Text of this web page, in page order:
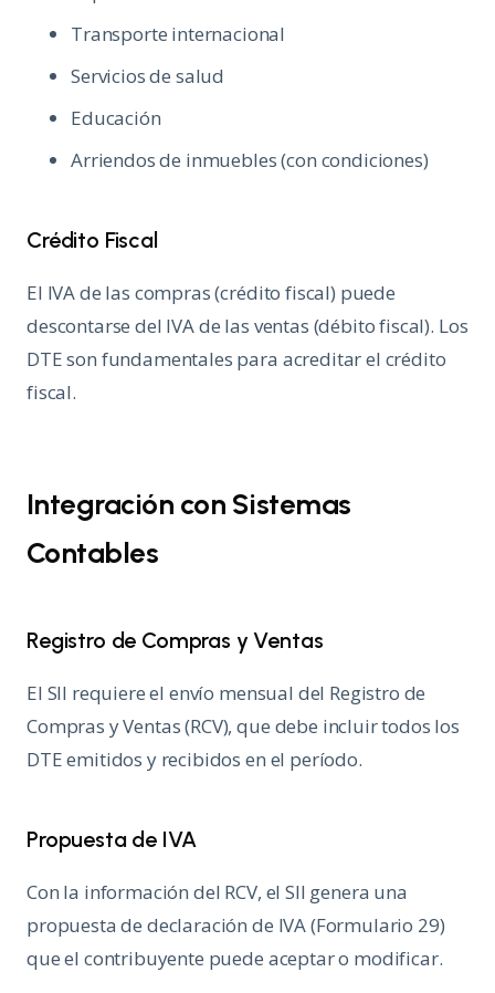
Transporte internacional
Servicios de salud
Educación
Arriendos de inmuebles (con condiciones)
Crédito Fiscal
El IVA de las compras (crédito fiscal) puede
descontarse del IVA de las ventas (débito fiscal). Los
DTE son fundamentales para acreditar el crédito
fiscal.
Integración con Sistemas
Contables
Registro de Compras y Ventas
El SII requiere el envío mensual del Registro de
Compras y Ventas (RCV), que debe incluir todos los
DTE emitidos y recibidos en el período.
Propuesta de IVA
Con la información del RCV, el SII genera una
propuesta de declaración de IVA (Formulario 29)
que el contribuyente puede aceptar o modificar.